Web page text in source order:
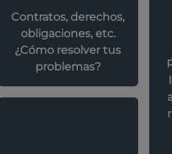
Contratos, derechos,
obligaciones, etc.
¿Cómo resolver tus
problemas?